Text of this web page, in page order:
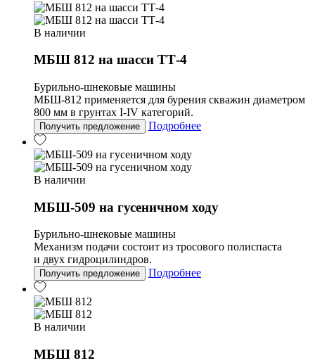
В наличии
МБШ 812 на шасси ТТ-4
Бурильно-шнековые машины
МБШ-812 применяется для бурения скважин диаметром
800 мм в грунтах I-IV категорий.
Получить предложение Подробнее
В наличии
МБШ-509 на гусеничном ходу
Бурильно-шнековые машины
Механизм подачи состоит из тросового полиспаста
и двух гидроцилиндров.
Получить предложение Подробнее
В наличии
МБШ 812